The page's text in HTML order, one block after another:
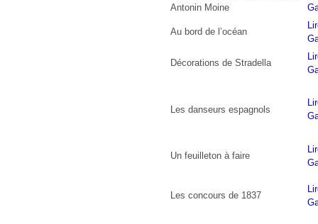
Antonin Moine
Au bord de l’océan
Décorations de Stradella
Les danseurs espagnols
Un feuilleton à faire
Les concours de 1837